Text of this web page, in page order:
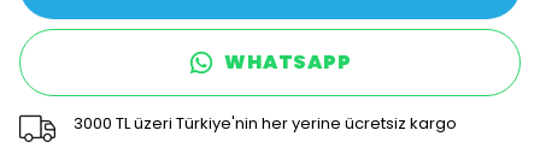
WHATSAPP
3000 TL üzeri Türkiye'nin her yerine ücretsiz kargo